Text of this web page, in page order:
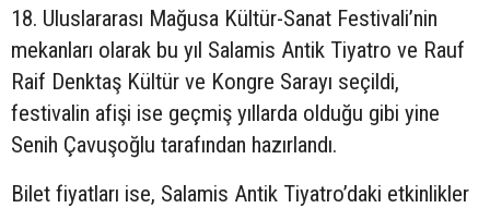
18. Uluslararası Mağusa Kültür-Sanat Festivali’nin
mekanları olarak bu yıl Salamis Antik Tiyatro ve Rauf
Raif Denktaş Kültür ve Kongre Sarayı seçildi,
festivalin afişi ise geçmiş yıllarda olduğu gibi yine
Senih Çavuşoğlu tarafından hazırlandı.
Bilet fiyatları ise, Salamis Antik Tiyatro’daki etkinlikler